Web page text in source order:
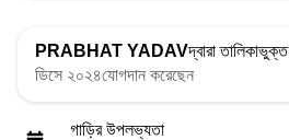
PRABHAT YADAVদ্বারা তালিকাভুক্ত
ডিসে ২০২৪যোগদান করেছেন
গাড়ির উপলভ্যতা